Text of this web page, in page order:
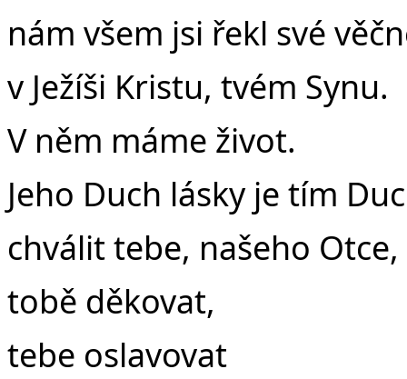
nám všem jsi řekl své
v Ježíši Kristu, tvém Synu.
V něm máme život.
Jeho Duch lásky je tím
chválit tebe, našeho Otce,
tobě děkovat,
tebe oslavovat